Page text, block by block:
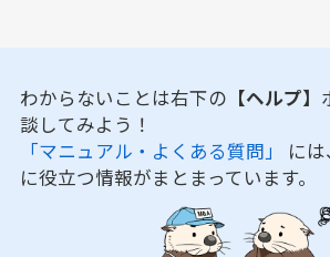
わからないことは右下の 【ヘルプ】
談してみよう！
「マニュアル・よくある質問」 に
に役立つ情報がまとまっています。